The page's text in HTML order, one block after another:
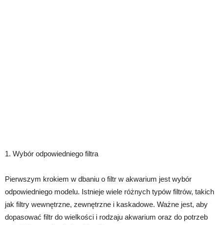
1. Wybór odpowiedniego filtra
Pierwszym krokiem w dbaniu o filtr w akwarium jest wybór
odpowiedniego modelu. Istnieje wiele różnych typów filtrów, takich
jak filtry wewnętrzne, zewnętrzne i kaskadowe. Ważne jest, aby
dopasować filtr do wielkości i rodzaju akwarium oraz do potrzeb